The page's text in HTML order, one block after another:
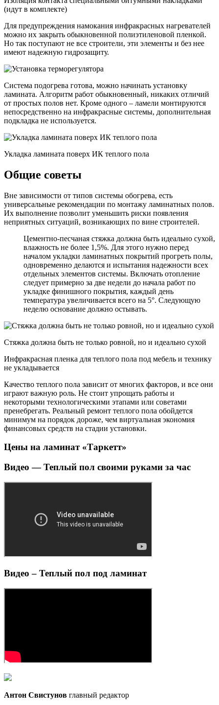
(идут в комплекте)
Для предупреждения намокания инфракрасных нагревателей
можно их закрыть обыкновенной полиэтиленовой пленкой.
Но так поступают не все строители, эти элементы и без нее
имеют надежную гидрозащиту.
Система подогрева готова, можно начинать установку
ламината. Алгоритм работ обыкновенный, никаких отличий
от простых полов нет. Кроме одного – ламели монтируются
непосредственно на инфракрасные системы, дополнительная
подкладка не используется.
Укладка ламината поверх ИК теплого пола
Общие советы
Вне зависимости от типов системы обогрева, есть
универсальные рекомендации по монтажу ламинатных полов.
Их выполнение позволит уменьшить риски появления
неприятных ситуаций, возникающих по вине строителей.
Цементно-песчаная стяжка должна быть идеально сухой,
влажность не более 1,5%. Для этого нужно перед
началом укладки ламинатных покрытий прогреть полы,
одновременно делаются и испытания надежности всех
отдельных элементов системы. Включать отопление
следует примерно за две недели до начала работ по
укладке финишного покрытия, каждый день
температура увеличивается всего на 5°. Следующую
неделю основание должно остывать.
Стяжка должна быть не только ровной, но и идеально сухой
Инфракрасная пленка для теплого пола под мебель и технику
не укладывается
Качество теплого пола зависит от многих факторов, и все они
играют важную роль. Не стоит упрощать работы и
некоторыми технологическими этапами или советами
пренебрегать. Реальный ремонт теплого пола обойдется
минимум на порядок дороже, чем виртуальная экономия
финансовых средств на стадии установки.
Цены на ламинат «Таркетт»
Видео — Теплый пол своими руками за час
Видео – Теплый пол под ламинат
Антон Свистунов главный редактор